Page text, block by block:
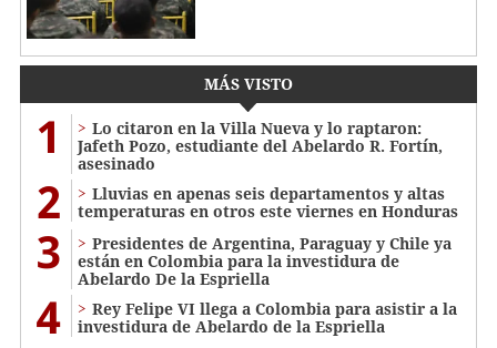
MÁS VISTO
1
Lo citaron en la Villa Nueva y lo raptaron:
Jafeth Pozo, estudiante del Abelardo R. Fortín,
asesinado
2
Lluvias en apenas seis departamentos y altas
temperaturas en otros este viernes en Honduras
3
Presidentes de Argentina, Paraguay y Chile ya
están en Colombia para la investidura de
Abelardo De la Espriella
4
Rey Felipe VI llega a Colombia para asistir a la
investidura de Abelardo de la Espriella